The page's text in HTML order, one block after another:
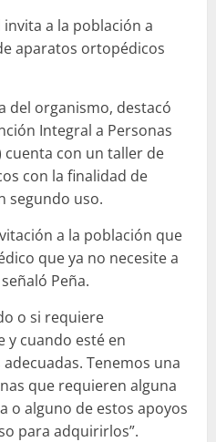
invita a la población a
aparatos ortopédicos
del organismo, destacó
Integral a Personas
cuenta con un taller de
con la finalidad de
segundo uso.
a la población que
que ya no necesite a
Peña.
o si requiere
y cuando esté en
Tenemos una
que requieren alguna
o alguno de estos apoyos
para adquirirlos”.